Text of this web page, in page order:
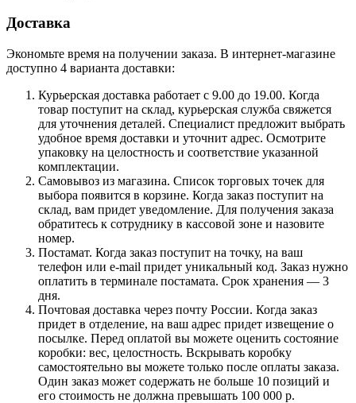
Доставка
Экономьте время на получении заказа. В интернет-магазине
доступно 4 варианта доставки:
Курьерская доставка работает с 9.00 до 19.00. Когда
товар поступит на склад, курьерская служба свяжется
для уточнения деталей. Специалист предложит выбрать
удобное время доставки и уточнит адрес. Осмотрите
упаковку на целостность и соответствие указанной
комплектации.
Самовывоз из магазина. Список торговых точек для
выбора появится в корзине. Когда заказ поступит на
склад, вам придет уведомление. Для получения заказа
обратитесь к сотруднику в кассовой зоне и назовите
номер.
Постамат. Когда заказ поступит на точку, на ваш
телефон или e-mail придет уникальный код. Заказ нужно
оплатить в терминале постамата. Срок хранения — 3
дня.
Почтовая доставка через почту России. Когда заказ
придет в отделение, на ваш адрес придет извещение о
посылке. Перед оплатой вы можете оценить состояние
коробки: вес, целостность. Вскрывать коробку
самостоятельно вы можете только после оплаты заказа.
Один заказ может содержать не больше 10 позиций и
его стоимость не должна превышать 100 000 р.